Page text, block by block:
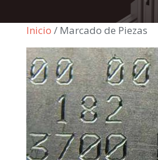
Inicio / Marcado de Piezas